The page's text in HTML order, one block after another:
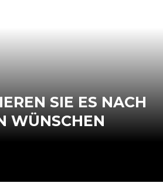
WÜNSCHEN